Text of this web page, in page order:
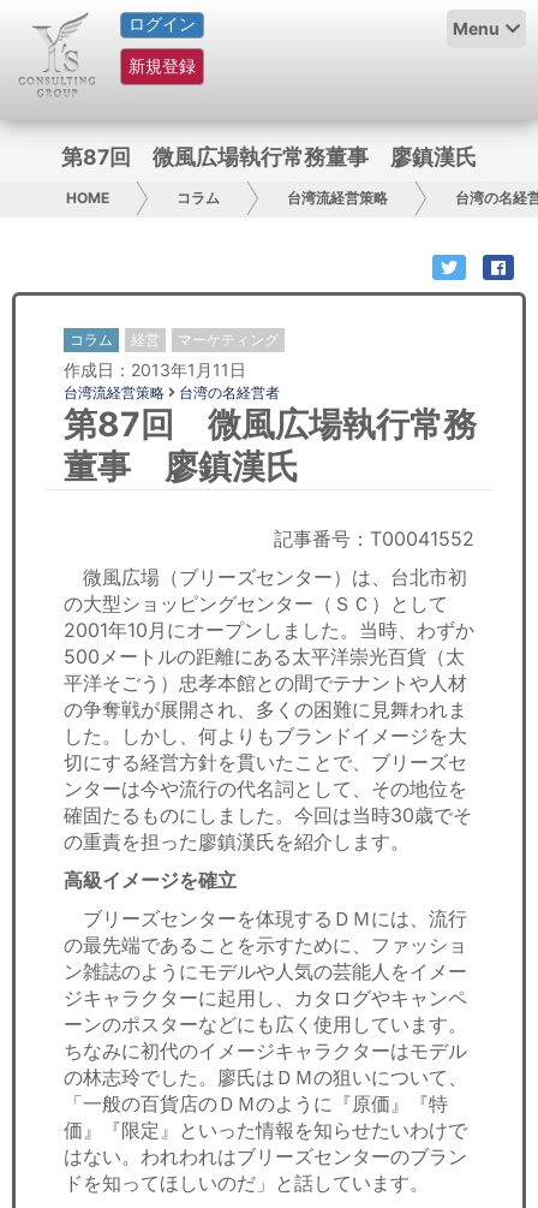
ログイン
新規登録
Menu
HOME
サービス紹介
コラム
グループ概要
日本人にPR
コンサルティング
リサーチ
経済ニュース
労務顧問
ＩＴ
飲食店情報
第87回 微風広場執行常務董事 廖鎮漢氏
HOME コラム 台湾流経営策略 台湾の名経
コラム 経営 マーケティング
作成日：2013年1月11日
台湾流経営策略 台湾の名経営者
第87回 微風広場執行常務
董事 廖鎮漢氏
記事番号：T00041552
微風広場（ブリーズセンター）は、台北市初
の大型ショッピングセンター（ＳＣ）として
2001年10月にオープンしました。当時、わずか
500メートルの距離にある太平洋崇光百貨（太
平洋そごう）忠孝本館との間でテナントや人材
の争奪戦が展開され、多くの困難に見舞われま
した。しかし、何よりもブランドイメージを大
切にする経営方針を貫いたことで、ブリーズセ
ンターは今や流行の代名詞として、その地位を
確固たるものにしました。今回は当時30歳でそ
の重責を担った廖鎮漢氏を紹介します。
高級イメージを確立
ブリーズセンターを体現するＤＭには、流行
の最先端であることを示すために、ファッショ
ン雑誌のようにモデルや人気の芸能人をイメー
ジキャラクターに起用し、カタログやキャンペ
ーンのポスターなどにも広く使用しています。
ちなみに初代のイメージキャラクターはモデル
の林志玲でした。廖氏はＤＭの狙いについて、
「一般の百貨店のＤＭのように『原価』『特
価』『限定』といった情報を知らせたいわけで
はない。われわれはブリーズセンターのブラン
ドを知ってほしいのだ」と話しています。